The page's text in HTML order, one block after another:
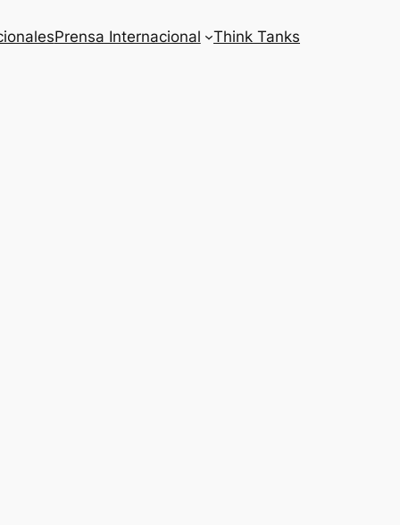
Prensa Internacional Think Tanks